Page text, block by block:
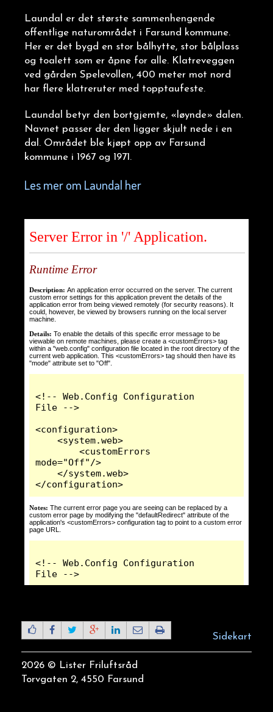
Laundal er det største sammenhengende
offentlige naturområdet i Farsund kommune.
Her er det bygd en stor bålhytte, stor bålplass
og toalett som er åpne for alle. Klatreveggen
ved gården Spelevollen, 400 meter mot nord
har flere klatreruter med topptaufeste.
Laundal betyr den bortgjemte, «løynde» dalen.
Navnet passer der den ligger skjult nede i en
dal. Området ble kjøpt opp av Farsund
kommune i 1967 og 1971.
Les mer om Laundal her
Sidekart
2026 © Lister Friluftsråd
Torvgaten 2, 4550 Farsund